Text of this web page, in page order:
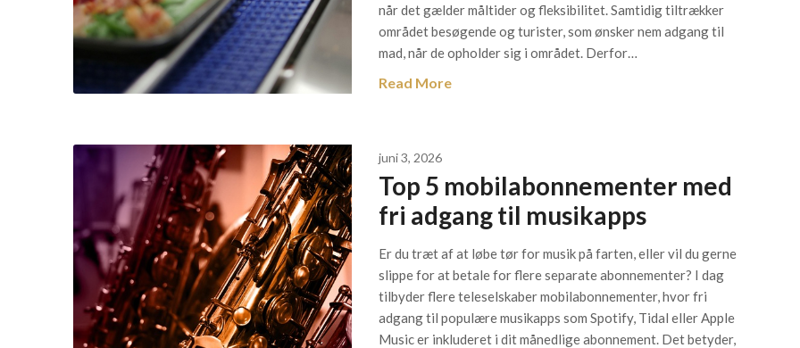
når det gælder måltider og fleksibilitet. Samtidig tiltrækker
området besøgende og turister, som ønsker nem adgang til
mad, når de opholder sig i området. Derfor…
Read More
juni 3, 2026
Top 5 mobilabonnementer med
fri adgang til musikapps
Er du træt af at løbe tør for musik på farten, eller vil du gerne
slippe for at betale for flere separate abonnementer? I dag
tilbyder flere teleselskaber mobilabonnementer, hvor fri
adgang til populære musikapps som Spotify, Tidal eller Apple
Music er inkluderet i dit månedlige abonnement. Det betyder,